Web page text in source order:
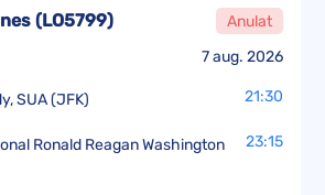
7 aug. 2026
(LO5799) Anulat
SUA (JFK) 21:30
Ronald Reagan Washington
23:15